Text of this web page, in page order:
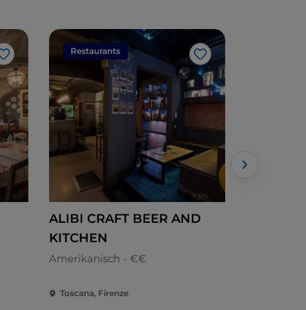
Like
Restaurants
Like
ALIBI CRAFT BEER AND
KITCHEN
Amerikanisch - €€
Toscana, Firenze